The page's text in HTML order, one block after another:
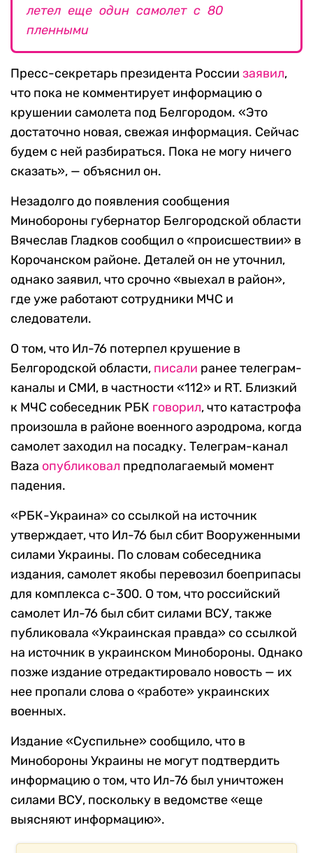
летел еще один самолет с 80
пленными
Пресс-секретарь президента России заявил,
что пока не комментирует информацию о
крушении самолета под Белгородом. «Это
достаточно новая, свежая информация. Сейчас
будем с ней разбираться. Пока не могу ничего
сказать», — объяснил он.
Незадолго до появления сообщения
Минобороны губернатор Белгородской области
Вячеслав Гладков сообщил о «происшествии» в
Корочанском районе. Деталей он не уточнил,
однако заявил, что срочно «выехал в район»,
где уже работают сотрудники МЧС и
следователи.
О том, что Ил-76 потерпел крушение в
Белгородской области, писали ранее телеграм-
каналы и СМИ, в частности «112» и RT. Близкий
к МЧС собеседник РБК говорил, что катастрофа
произошла в районе военного аэродрома, когда
самолет заходил на посадку. Телеграм-канал
Baza опубликовал предполагаемый момент
падения.
«РБК-Украина» со ссылкой на источник
утверждает, что Ил-76 был сбит Вооруженными
силами Украины. По словам собеседника
издания, самолет якобы перевозил боеприпасы
для комплекса с-300. О том, что российский
самолет Ил-76 был сбит силами ВСУ, также
публиковала «Украинская правда» со ссылкой
на источник в украинском Минобороны. Однако
позже издание отредактировало новость — их
нее пропали слова о «работе» украинских
военных.
Издание «Суспильне» сообщило, что в
Минобороны Украины не могут подтвердить
информацию о том, что Ил-76 был уничтожен
силами ВСУ, поскольку в ведомстве «еще
выясняют информацию».